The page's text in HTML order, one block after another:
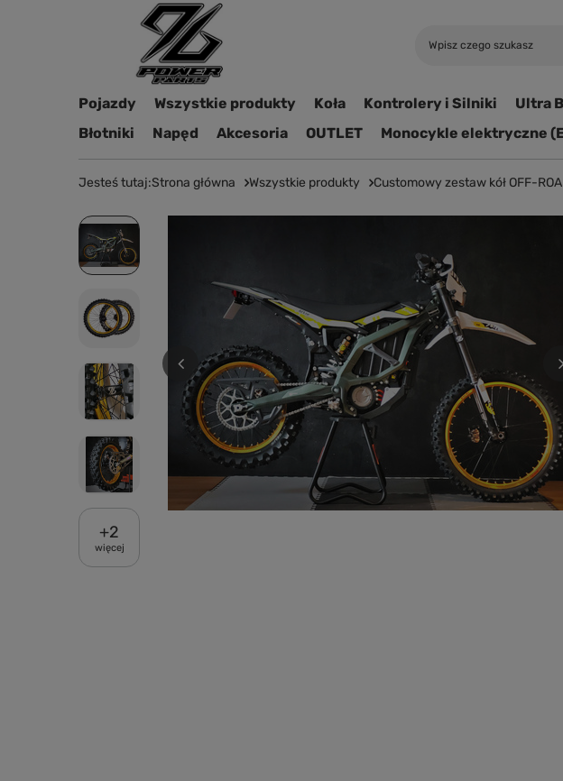
Pojazdy Wszystkie produkty Koła Kontrolery i Silniki Ultra
Błotniki
Napęd Akcesoria OUTLET Monocykle elektryczne
Jesteś tutaj:Strona główna Wszystkie produkty Customowy zestaw kół OFF-
+2
więcej